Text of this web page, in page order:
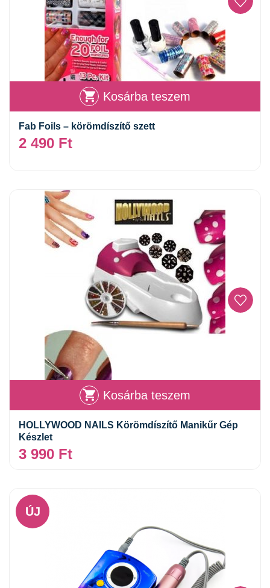
Kosárba teszem
Fab Foils – körömdíszítő szett
2 490 Ft
Kosárba teszem
HOLLYWOOD NAILS Körömdíszítő Manikűr Gép
Készlet
3 990 Ft
ÚJ